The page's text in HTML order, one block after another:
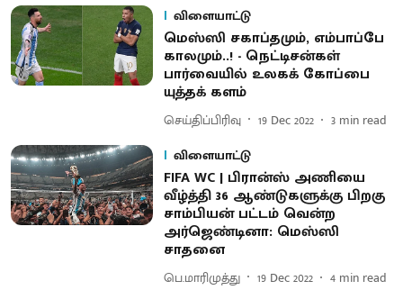
விளையாட்டு
மெஸ்ஸி சகாப்தமும், எம்பாப்பே
காலமும்..! - நெட்டிசன்கள்
பார்வையில் உலகக் கோப்பை
யுத்தக் களம்
செய்திப்பிரிவு 19 Dec 2022 3 min read
விளையாட்டு
FIFA WC | பிரான்ஸ் அணியை
வீழ்த்தி 36 ஆண்டுகளுக்கு பிறகு
சாம்பியன் பட்டம் வென்ற
அர்ஜெண்டினா: மெஸ்ஸி
சாதனை
பெ.மாரிமுத்து 19 Dec 2022 4 min read